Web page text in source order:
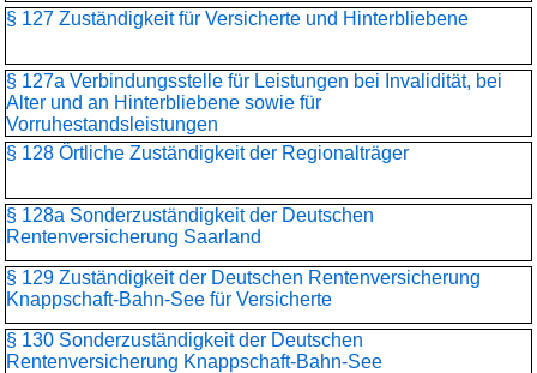
§ 127 Zuständigkeit für Versicherte und Hinterbliebene
§ 127a Verbindungsstelle für Leistungen bei Invalidität, bei
Alter und an Hinterbliebene sowie für
Vorruhestandsleistungen
§ 128 Örtliche Zuständigkeit der Regionalträger
§ 128a Sonderzuständigkeit der Deutschen
Rentenversicherung Saarland
§ 129 Zuständigkeit der Deutschen Rentenversicherung
Knappschaft-Bahn-See für Versicherte
§ 130 Sonderzuständigkeit der Deutschen
Rentenversicherung Knappschaft-Bahn-See